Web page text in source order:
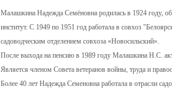
Малашкина Надежда Семёновна родилась в 1924 году,
институт. С 1949 по 1951 год работала в совхоз
садоводческим отделением совхоза «Новосильский».
После выхода на пенсию в 1989 году Малашкина Н.С.
Является членом Совета ветеранов войны, труда и
Более 40 лет Надежда Семеновна работала в отрасли